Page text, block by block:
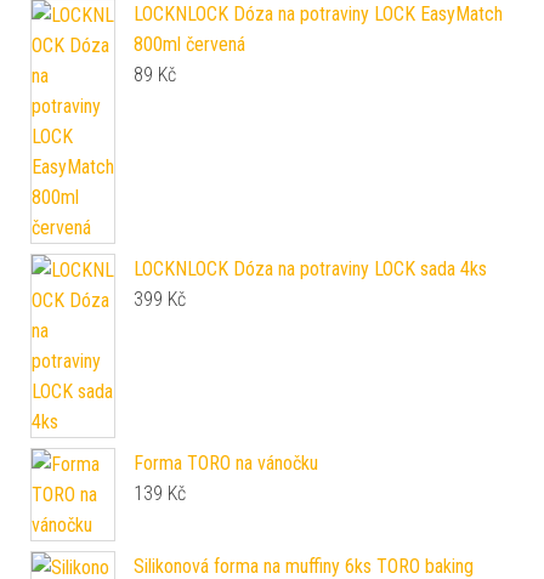
LOCKNLOCK Dóza na potraviny LOCK EasyMatch
800ml červená
89 Kč
LOCKNLOCK Dóza na potraviny LOCK sada 4ks
399 Kč
Forma TORO na vánočku
139 Kč
Silikonová forma na muffiny 6ks TORO baking